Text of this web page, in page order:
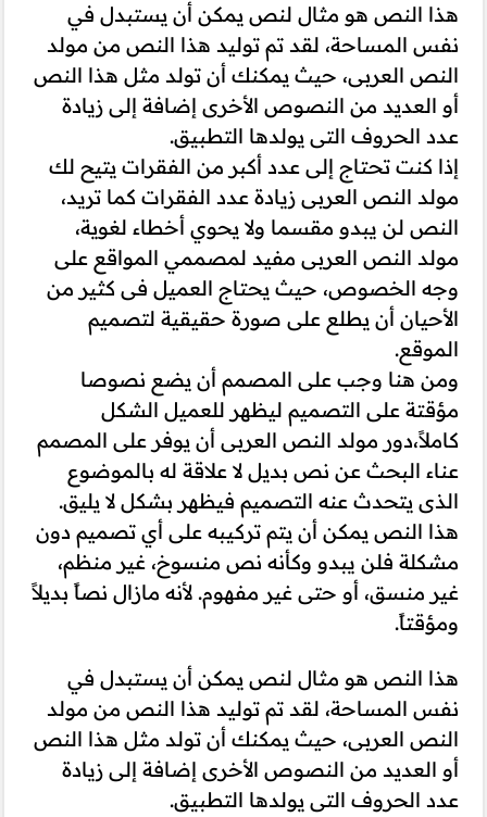
هذا النص هو مثال لنص يمكن أن يستبدل في
نفس المساحة، لقد تم توليد هذا النص من مولد
النص العربى، حيث يمكنك أن تولد مثل هذا النص
أو العديد من النصوص الأخرى إضافة إلى زيادة
عدد الحروف التى يولدها التطبيق.
إذا كنت تحتاج إلى عدد أكبر من الفقرات يتيح لك
مولد النص العربى زيادة عدد الفقرات كما تريد،
النص لن يبدو مقسما ولا يحوي أخطاء لغوية،
مولد النص العربى مفيد لمصممي المواقع على
وجه الخصوص، حيث يحتاج العميل فى كثير من
الأحيان أن يطلع على صورة حقيقية لتصميم
الموقع.
ومن هنا وجب على المصمم أن يضع نصوصا
مؤقتة على التصميم ليظهر للعميل الشكل
كاملاً،دور مولد النص العربى أن يوفر على المصمم
عناء البحث عن نص بديل لا علاقة له بالموضوع
الذى يتحدث عنه التصميم فيظهر بشكل لا يليق.
هذا النص يمكن أن يتم تركيبه على أي تصميم دون
مشكلة فلن يبدو وكأنه نص منسوخ، غير منظم،
غير منسق، أو حتى غير مفهوم. لأنه مازال نصاً بديلاً
ومؤقتاً.
هذا النص هو مثال لنص يمكن أن يستبدل في
نفس المساحة، لقد تم توليد هذا النص من مولد
النص العربى، حيث يمكنك أن تولد مثل هذا النص
أو العديد من النصوص الأخرى إضافة إلى زيادة
عدد الحروف التى يولدها التطبيق.